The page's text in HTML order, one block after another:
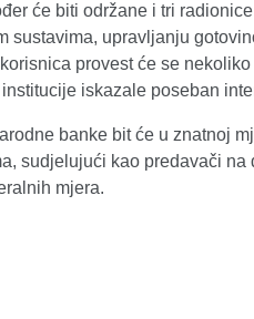
će biti održane i tri
sustavima, upravljanju
provest će se
iskazale poseban
banke bit će u znatnoj
sudjelujući kao predavači
mjera.